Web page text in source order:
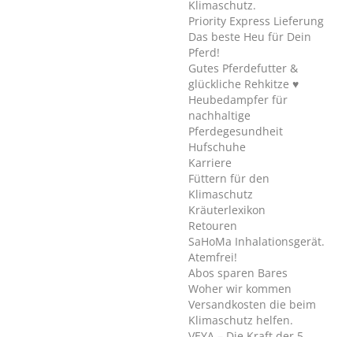
Klimaschutz.
Priority Express Lieferung
Das beste Heu für Dein
Pferd!
Gutes Pferdefutter &
glückliche Rehkitze ♥
Heubedampfer für
nachhaltige
Pferdegesundheit
Hufschuhe
Karriere
Füttern für den
Klimaschutz
Kräuterlexikon
Retouren
SaHoMa Inhalationsgerät.
Atemfrei!
Abos sparen Bares
Woher wir kommen
Versandkosten die beim
Klimaschutz helfen.